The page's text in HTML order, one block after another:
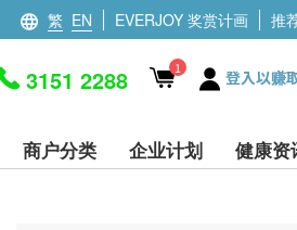
繁 EN EVERJOY 奖赏计画 推
3151 2288 1 登入以赚
商户分类 企业计划 健康资